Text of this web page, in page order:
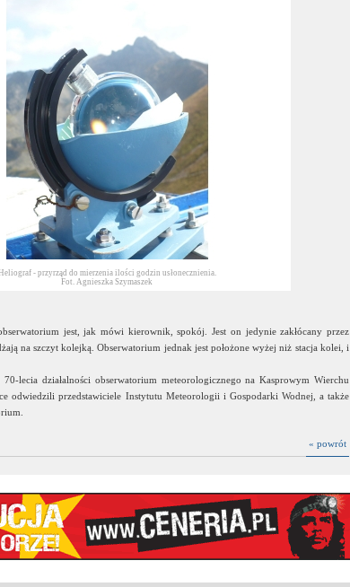
- przyrząd do mierzenia ilości godzin usłonecznienia.
Fot. Agnieszka Szymaszek
jest, jak mówi kierownik, spokój. Jest on jedynie zakłócany przez
na szczyt kolejką. Obserwatorium jednak jest położone wyżej niż stacja kolei, i
lecia działalności obserwatorium meteorologicznego na Kasprowym Wierchu
odwiedzili przedstawiciele Instytutu Meteorologii i Gospodarki Wodnej, a także
« powrót